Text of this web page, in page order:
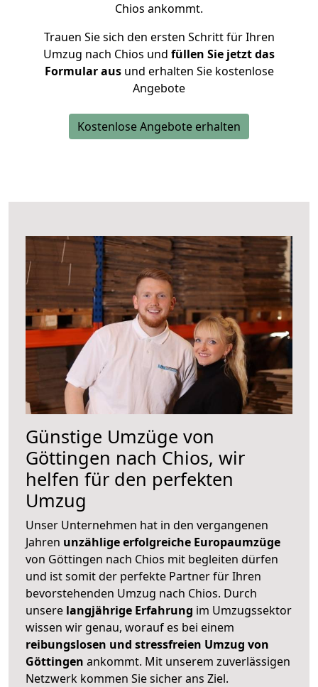
Chios ankommt.
Trauen Sie sich den ersten Schritt für Ihren
Umzug nach Chios und füllen Sie jetzt das
Formular ausund erhalten Sie kostenlose
Angebote
Kostenlose Angebote erhalten
Günstige Umzüge von
Göttingen nach Chios, wir
helfen für den perfekten
Umzug
Unser Unternehmen hat in den vergangenen
Jahren unzählige erfolgreiche Europaumzüge
von Göttingen nach Chios mit begleiten dürfen
und ist somit der perfekte Partner für Ihren
bevorstehenden Umzug nach Chios. Durch
unsere langjährige Erfahrung im Umzugssektor
wissen wir genau, worauf es bei einem
reibungslosen und stressfreien Umzug von
Göttingen ankommt. Mit unserem zuverlässigen
Netzwerk kommen Sie sicher ans Ziel.